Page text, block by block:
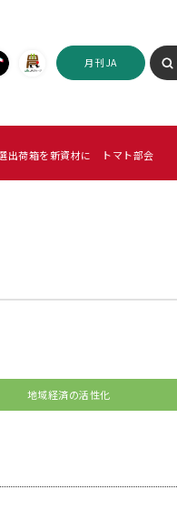
月刊JA
出荷箱を新資材に トマト部会
地域経済の活性化